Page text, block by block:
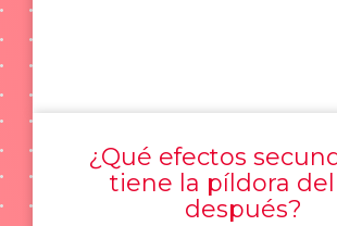
¿Qué efectos
tiene la píldora
después?